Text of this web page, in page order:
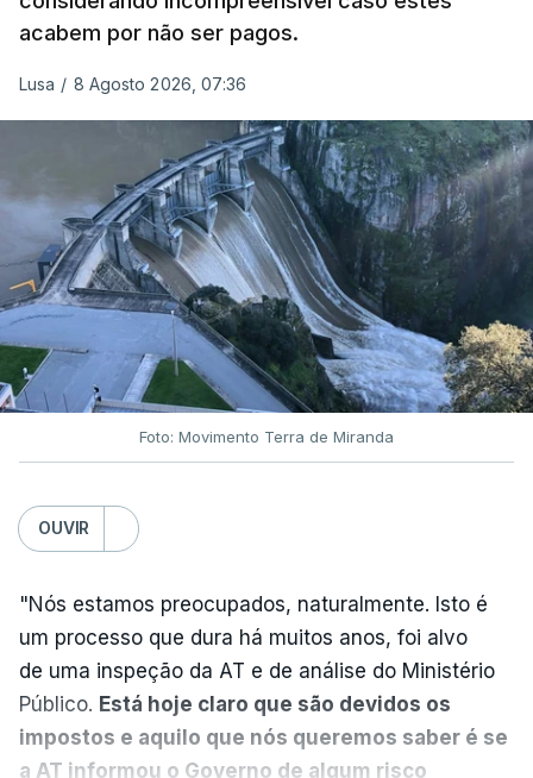
praticamente um mês sem sair do topo das
ARTIGOS RELACIONADOS
Nova polémica com Luís
Neves. Ministro nega
favorecimento a construtora
DST
7 Agosto 2026, 20:28
Diretor financeiro da PJ
nega que Construbarcelos
tenha feito obras na casa
onde vive
atualizado 7 Agosto 2026, 15:56
acabem por não ser pagos.
Lusa / 8 Agosto 2026, 07:36
Foto: Movimento Terra de Miranda
OUVIR
"Nós estamos preocupados, naturalmente. Isto é
um processo que dura há muitos anos, foi alvo
de uma inspeção da AT e de análise do Ministério
Público. Está hoje claro que são devidos os
impostos e aquilo que nós queremos saber é se
a AT informou o Governo de algum risco